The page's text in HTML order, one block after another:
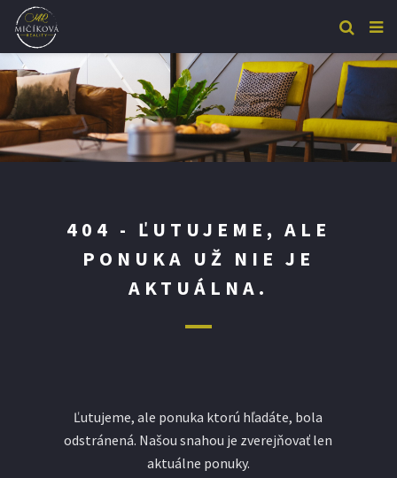
404 - ĽUTUJEME, ALE
PONUKA UŽ NIE JE
AKTUÁLNA.
Ľutujeme, ale ponuka ktorú hľadáte, bola
odstránená. Našou snahou je zverejňovať len
aktuálne ponuky.